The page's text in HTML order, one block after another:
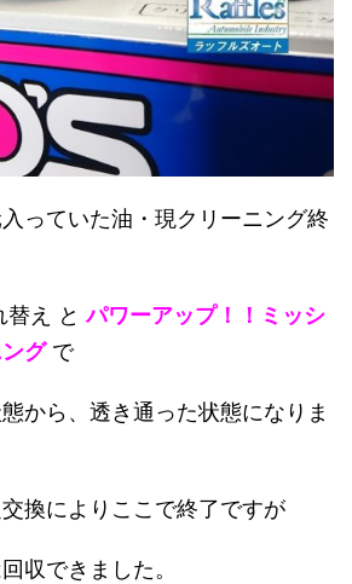
っていた油・現クリーニング終
替え とパワーアップ！！ミッシ
グ で
から、透き通った状態になりま
換によりここで終了ですが
収できました。